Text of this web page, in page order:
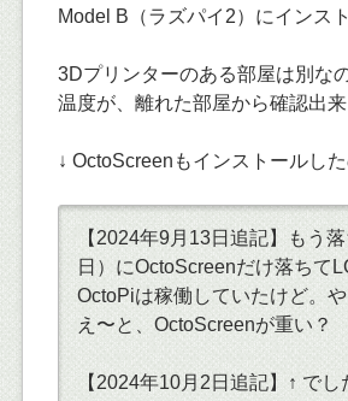
Model B（ラズパイ2）にインス
3Dプリンターのある部屋は別な
温度が、離れた部屋から確認出
↓ OctoScreenもインストールし
【2024年9月13日追記】もう
日）にOctoScreenだけ落ちて
OctoPiは稼働していたけど。
え〜と、OctoScreenが重い？
【2024年10月2日追記】↑ でし